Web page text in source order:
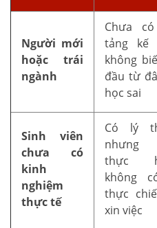
Người mới
hoặc trái
ngành
Chưa
tảng kế
không
đầu từ
học sai
Sinh viên
chưa có
kinh
nghiệm
thực tế
Có lý
nhưng
thực
không
thực
xin việc